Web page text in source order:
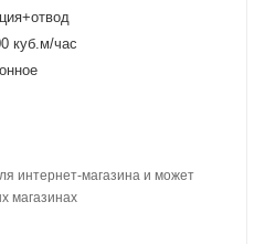
куб.м/час
интернет-магазина и может
магазинах